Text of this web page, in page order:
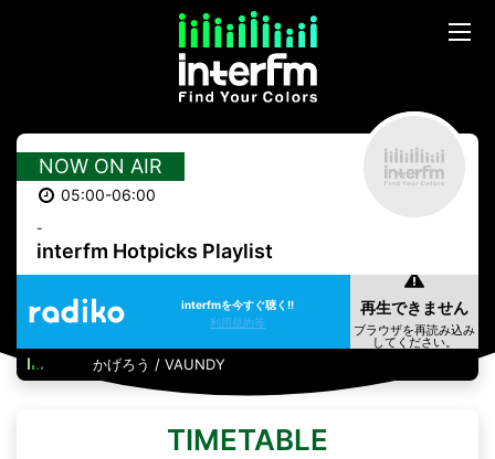
NOW ON AIR
05:00-06:00
-
interfm Hotpicks Playlist
interfmを今すぐ聴く!!
利用規約等
かげろう / VAUNDY
TIMETABLE